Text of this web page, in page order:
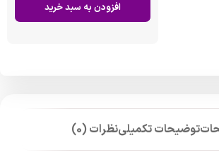
افزودن به سبد خرید
توضیحات تکمیلینظرات (0)